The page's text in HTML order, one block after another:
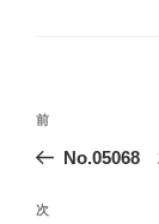
投
ビ
前
の
稿
前
No.05068
次
次